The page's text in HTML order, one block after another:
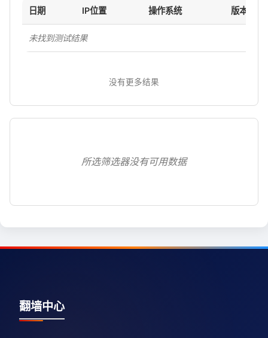
日期 IP位置 操作系统 版本
未找到测试结果
没有更多结果
所选筛选器没有可用数据
翻墙中心